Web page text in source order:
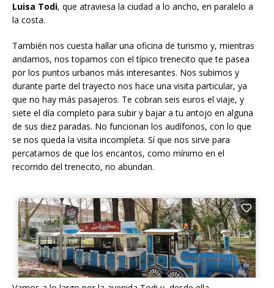
Luisa Todi, que atraviesa la ciudad a lo ancho, en paralelo a
la costa.
También nos cuesta hallar una oficina de turismo y, mientras
andamos, nos topamos con el típico trenecito que te pasea
por los puntos urbanos más interesantes. Nos subimos y
durante parte del trayecto nos hace una visita particular, ya
que no hay más pasajeros. Te cobran seis euros el viaje, y
siete el día completo para subir y bajar a tu antojo en alguna
de sus diez paradas. No funcionan los audífonos, con lo que
se nos queda la visita incompleta. Sí que nos sirve para
percatarnos de que los encantos, como mínimo en el
recorrido del trenecito, no abundan.